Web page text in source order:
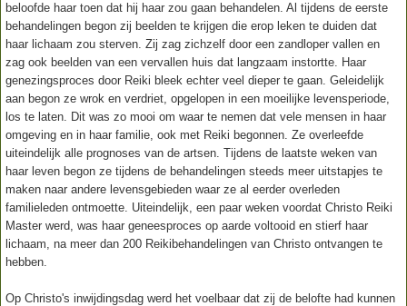
beloofde haar toen dat hij haar zou gaan behandelen. Al tijdens de eerste
behandelingen begon zij beelden te krijgen die erop leken te duiden dat
haar lichaam zou sterven. Zij zag zichzelf door een zandloper vallen en
zag ook beelden van een vervallen huis dat langzaam instortte. Haar
genezingsproces door Reiki bleek echter veel dieper te gaan. Geleidelijk
aan begon ze wrok en verdriet, opgelopen in een moeilijke levensperiode,
los te laten. Dit was zo mooi om waar te nemen dat vele mensen in haar
omgeving en in haar familie, ook met Reiki begonnen. Ze overleefde
uiteindelijk alle prognoses van de artsen. Tijdens de laatste weken van
haar leven begon ze tijdens de behandelingen steeds meer uitstapjes te
maken naar andere levensgebieden waar ze al eerder overleden
familieleden ontmoette. Uiteindelijk, een paar weken voordat Christo Reiki
Master werd, was haar geneesproces op aarde voltooid en stierf haar
lichaam, na meer dan 200 Reikibehandelingen van Christo ontvangen te
hebben.
Op Christo's inwijdingsdag werd het voelbaar dat zij de belofte had kunnen